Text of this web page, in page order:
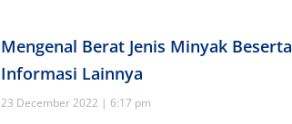
Mengenal Berat Jenis Minyak Beserta
Informasi Lainnya
23 December 2022
6:17 pm